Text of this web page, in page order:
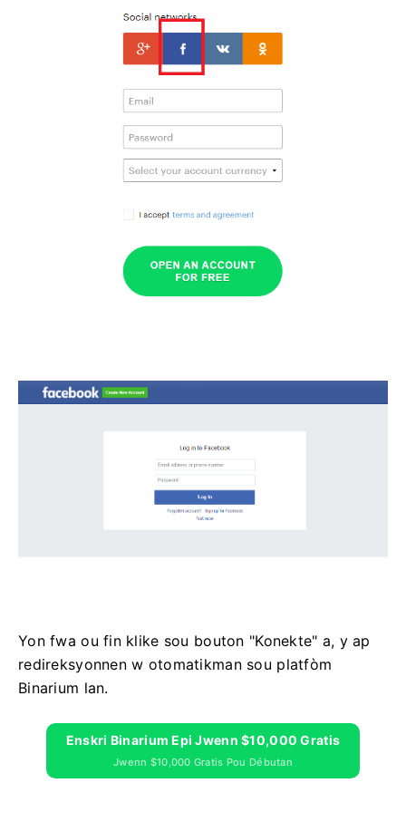
Yon fwa ou fin klike sou bouton "Konekte" a, y ap
redireksyonnen w otomatikman sou platfòm
Binarium lan.
Enskri Binarium Epi Jwenn $10,000 Gratis
Jwenn $10,000 Gratis Pou Débutan